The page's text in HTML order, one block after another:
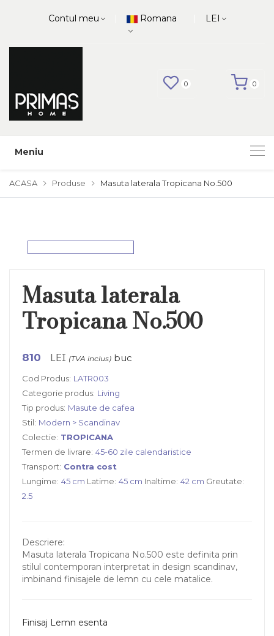
Contul meu Romana LEI
0 0
Meniu
ACASA Produse Masuta laterala Tropicana No.500
Masuta laterala
Tropicana No.500
810 LEI (TVA inclus) buc
Cod Produs: LATR003
Categorie produs: Living
Tip produs: Masute de cafea
Stil: Modern > Scandinav
Colectie: TROPICANA
Termen de livrare: 45-60 zile calendaristice
Transport: Contra cost
Lungime: 45 cm Latime: 45 cm Inaltime: 42 cm Greutate:
2.5
Descriere:
Masuta laterala Tropicana No.500 este definita prin
stilul contemporan interpretat in design scandinav,
imbinand finisajele de lemn cu cele matalice.
Finisaj Lemn esenta